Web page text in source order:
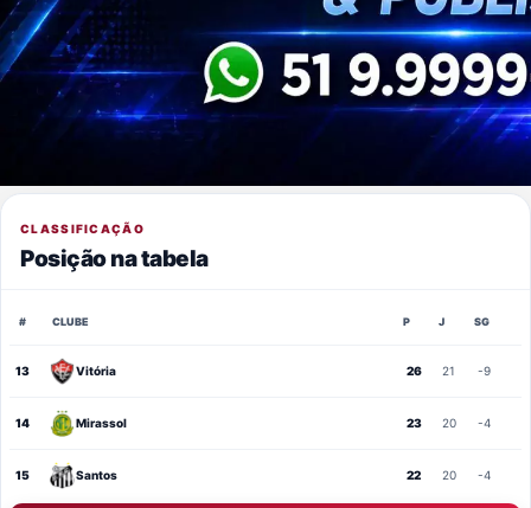
CLASSIFICAÇÃO
Posição na tabela
# CLUBE P J SG
13 Vitória 26 21 -9
14 Mirassol 23 20 -4
15 Santos 22 20 -4